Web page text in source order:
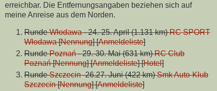
erreichbar. Die Entfernungsangaben beziehen sich auf
meine Anreise aus dem Norden.
RundeWłodawa- 24.-25. April (1.131 km)RC SPORT
Włodawa[Nennung] [Anmeldeliste]
RundePoznań- 29.-30. Mai (631 km)RC Club
Poznań[Nennung] [Anmeldeliste] [Hotel]
RundeSzczecin-26.27. Juni (422 km)Smk Auto-Klub
Szczecin[Nennung] [Anmeldeliste]